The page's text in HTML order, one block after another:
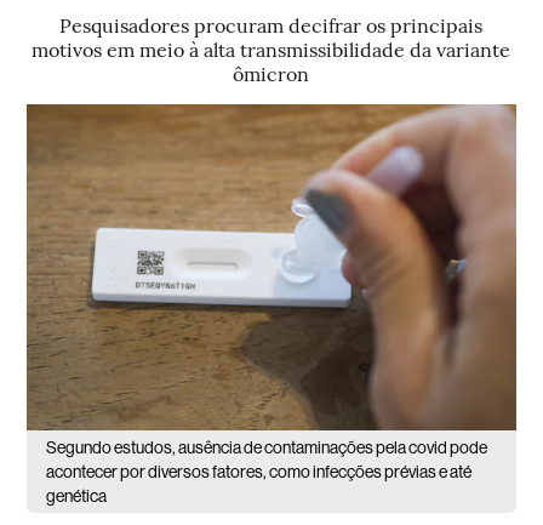
Pesquisadores procuram decifrar os principais
motivos em meio à alta transmissibilidade da variante
ômicron
Segundo estudos, ausência de contaminações pela covid pode
acontecer por diversos fatores, como infecções prévias e até
genética